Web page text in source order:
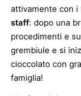
attivamente con i
staff: dopo una
procedimenti e
grembiule e si
cioccolato con
famiglia!